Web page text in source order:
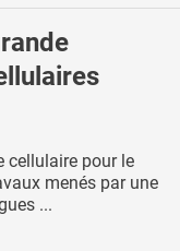
cellulaire pour le
menés par une
...